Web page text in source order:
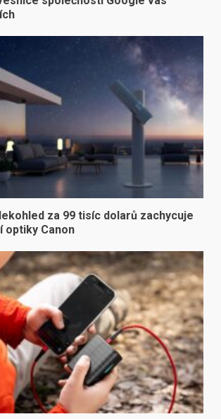
za 99 tisíc dolarů zachycuje
optiky Canon